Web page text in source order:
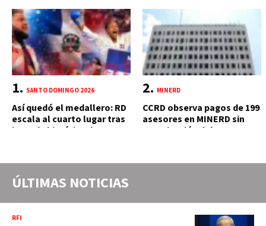
SANTO DOMINGO 2026
Así quedó el medallero: RD
escala al cuarto lugar tras
jornada histórica de 15
MINERD
CCRD observa pagos de 199
asesores en MINERD sin
autorización del MAP y
y 2020
ÚLTIMAS NOTICIAS
RFI